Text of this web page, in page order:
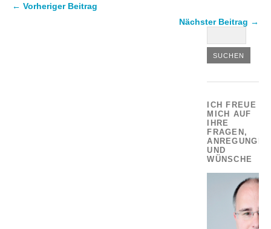
← Vorheriger Beitrag
Nächster Beitrag →
ICH FREUE
MICH AUF
IHRE
FRAGEN,
ANREGUNGEN
UND
WÜNSCHE